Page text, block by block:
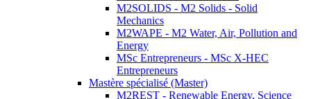
M2SOLIDS - M2 Solids - Solid
Mechanics
M2WAPE - M2 Water, Air, Pollution and
Energy
MSc Entrepreneurs - MSc X-HEC
Entrepreneurs
Mastère spécialisé (Master)
M2REST - Renewable Energy, Science